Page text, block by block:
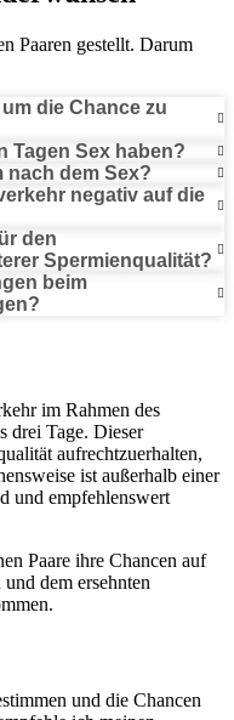
Paaren gestellt. Darum
die Chance zu
Tagen Sex haben?
nach dem Sex?
negativ auf die
den
Spermienqualität?
beim
im Rahmen des
drei Tage. Dieser
aufrechtzuerhalten,
ist außerhalb einer
und empfehlenswert
Paare ihre Chancen auf
dem ersehnten
und die Chancen